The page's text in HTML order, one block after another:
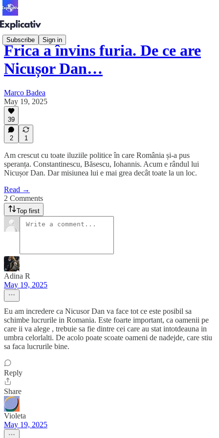
Subscribe Sign in
Frica a învins furia. De ce are
Nicușor Dan…
Marco Badea
May 19, 2025
39
2 1
Am crescut cu toate iluziile politice în care România și-a pus
speranța. Constantinescu, Băsescu, Iohannis. Acum e rândul lui
Nicușor Dan. Dar misiunea lui e mai grea decât toate la un loc.
Read →
2 Comments
Top first
Adina R
May 19, 2025
Eu am incredere ca Nicusor Dan va face tot ce este posibil sa
schimbe lucrurile in Romania. Este foarte important, ca oamenii pe
care ii va alege , trebuie sa fie dintre cei care au stat intotdeauna in
umbra celorlalti. De acolo poate scoate oameni de nadejde, care stiu
sa faca lucrurile bine.
Reply
Share
Violeta
May 19, 2025